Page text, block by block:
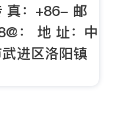
真：+86- 邮
： 地 址：中
进区洛阳镇